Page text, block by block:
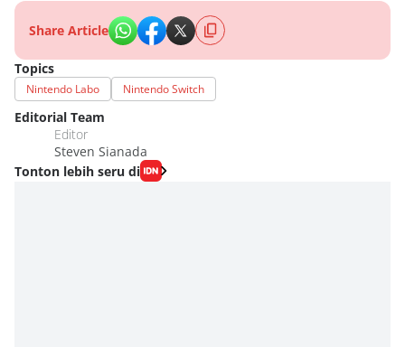
Share Article
Topics
Nintendo Labo Nintendo Switch
Editorial Team
Editor
Steven Sianada
Tonton lebih seru di